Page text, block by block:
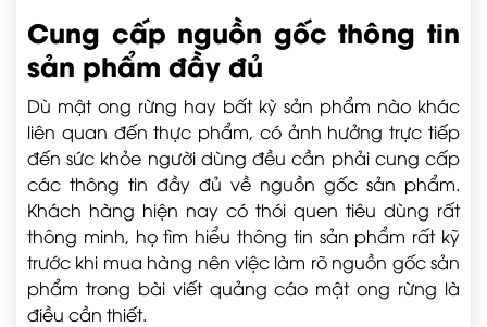
Cung cấp nguồn gốc thông tin
sản phẩm đầy đủ
Dù mật ong rừng hay bất kỳ sản phẩm nào khác
liên quan đến thực phẩm, có ảnh hưởng trực tiếp
đến sức khỏe người dùng đều cần phải cung cấp
các thông tin đầy đủ về nguồn gốc sản phẩm.
Khách hàng hiện nay có thói quen tiêu dùng rất
thông minh, họ tìm hiểu thông tin sản phẩm rất kỹ
trước khi mua hàng nên việc làm rõ nguồn gốc sản
phẩm trong bài viết quảng cáo mật ong rừng là
điều cần thiết.